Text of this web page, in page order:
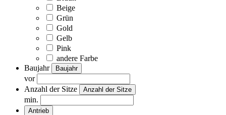
Beige
Grün
Gold
Gelb
Pink
andere Farbe
Baujahr
Baujahr
vor
Anzahl der Sitze
Anzahl der Sitze
min.
Antrieb